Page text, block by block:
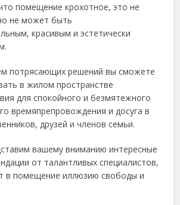
помещение крохотное, это не
не может быть
красивым и эстетически
потрясающих решений вы сможете
в жилом пространстве
для спокойного и безмятежного
времяпрепровождения и досуга в
друзей и членов семьи.
вашему вниманию интересные
от талантливых специалистов,
в помещение иллюзию свободы и